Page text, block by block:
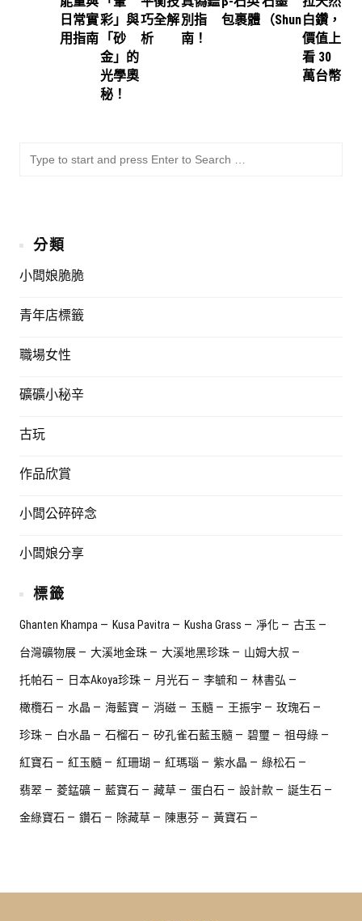
日常實
用指南
彩」與
「砂
金」的
光學奧
秘！
巧全解
析
別指
南！
包裹體
（Shungite）
白鑽，
價值上
看 30
萬台幣
分類
小闆娘脆脆
青年店標籤
職場女性
礦礦小秘辛
古玩
作品欣賞
小闆公碎碎念
小闆娘分享
標籤
Ghanten Khampa Kusa Pavitra Kusha Grass 凈化 古玉
台灣礦物展 大溪地金珠 大溪地黑珍珠 山姆大叔
托帕石 日本Akoya珍珠 月光石 李毓和 林書弘
橄欖石 水晶 海藍寶 消磁 玉髓 王振宇 玫瑰石
珍珠 白水晶 石榴石 矽孔雀石藍玉髓 碧璽 祖母綠
紅寶石 紅玉髓 紅珊瑚 紅瑪瑙 紫水晶 綠松石
翡翠 菱錳礦 藍寶石 藏草 蛋白石 設計款 誕生石
金綠寶石 鑽石 除藏草 陳惠芬 黃寶石